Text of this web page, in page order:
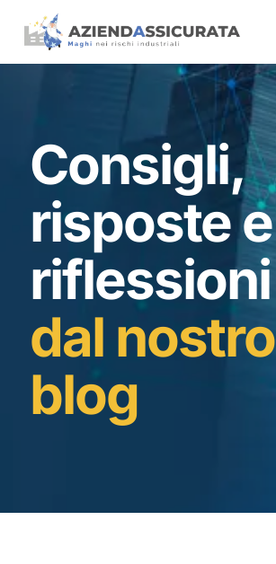
Consigli,
risposte e
riflessioni
dal nostro
blog